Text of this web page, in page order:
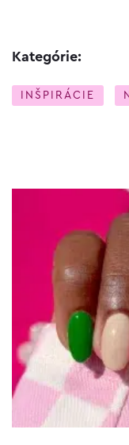
Kategórie:
INŠPIRÁCIE